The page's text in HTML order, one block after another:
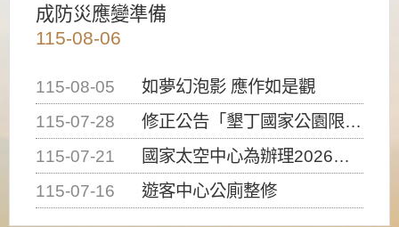
成防災應變準備
115-08-06
115-08-05
如夢幻泡影 應作如是觀
115-07-28
修正公告「墾丁國家公園限制水域遊憩活動之種類、範圍、時間及行為」，自即日生效。
115-07-21
國家太空中心為辦理2026台灣盃火箭競賽，陸、海、空域警戒及協調相關事宜，因颱風備案事宜
115-07-16
遊客中心公廁整修